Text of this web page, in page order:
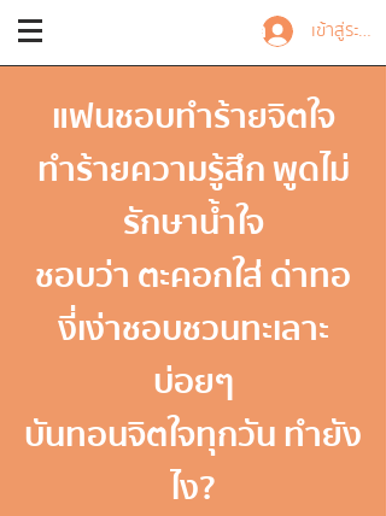
เข้าสู่ระบบ
Trainer Nalisa
แฟนชอบทำร้ายจิตใจ
ทำร้ายความรู้สึก พูดไม่
รักษาน้ำใจ
ชอบว่า ตะคอกใส่ ด่าทอ
งี่เง่าชอบชวนทะเลาะ
บ่อยๆ
บันทอนจิตใจทุกวัน ทำยัง
ไง?